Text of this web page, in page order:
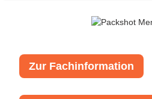
Zur Fachinformation